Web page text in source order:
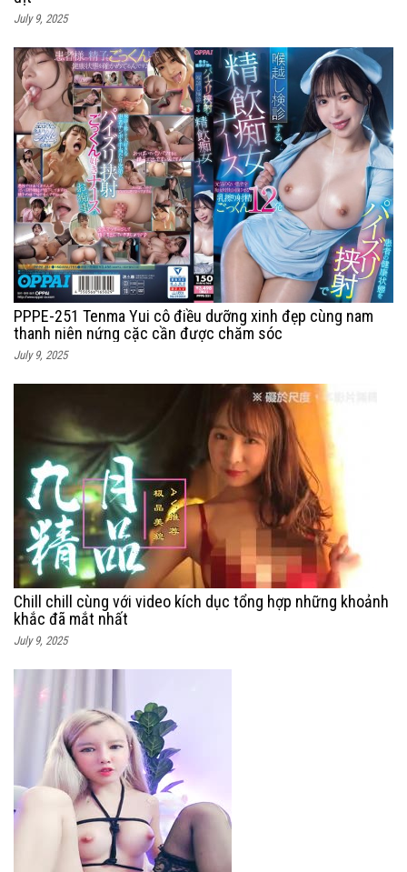
July 9, 2025
PPPE-251 Tenma Yui cô điều dưỡng xinh đẹp cùng nam
thanh niên nứng cặc cần được chăm sóc
July 9, 2025
Chill chill cùng với video kích dục tổng hợp những khoảnh
khắc đã mắt nhất
July 9, 2025